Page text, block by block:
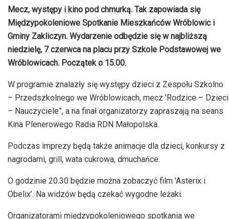
Mecz, występy i kino pod chmurką. Tak zapowiada się
Międzypokoleniowe Spotkanie Mieszkańców Wróblowic i
Gminy Zakliczyn. Wydarzenie odbędzie się w najbliższą
niedzielę, 7 czerwca na placu przy Szkole Podstawowej we
Wróblowicach. Początek o 15.00.
W programie znalazły się występy dzieci z Zespołu Szkolno
– Przedszkolnego we Wróblowicach, mecz 'Rodzice – Dzieci
– Nauczyciele”, a na finał organizatorzy zapraszają na seans
Kina Plenerowego Radia RDN Małopolska.
Podczas imprezy będą także animacje dla dzieci, konkursy z
nagrodami, grill, wata cukrowa, dmuchańce.
O godzinie 20.30 będzie można zobaczyć film 'Asterix i
Obelix’. Na widzów będą czekać wygodne leżaki.
Organizatorami międzypokoleniowego spotkania we